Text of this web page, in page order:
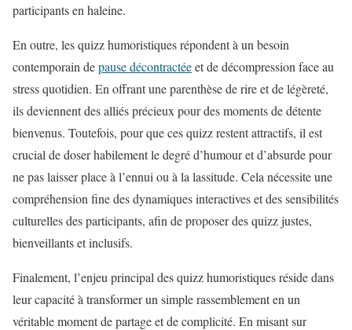
participants en haleine.
En outre, les quizz humoristiques répondent à un besoin
contemporain depause décontractéeet de décompression face au
stress quotidien. En offrant une parenthèse de rire et de légèreté,
ils deviennent des alliés précieux pour des moments de détente
bienvenus. Toutefois, pour que ces quizz restent attractifs, il est
crucial de doser habilement le degré d’humour et d’absurde pour
ne pas laisser place à l’ennui ou à la lassitude. Cela nécessite une
compréhension fine des dynamiques interactives et des sensibilités
culturelles des participants, afin de proposer des quizz justes,
bienveillants et inclusifs.
Finalement, l’enjeu principal des quizz humoristiques réside dans
leur capacité à transformer un simple rassemblement en un
véritable moment de partage et de complicité. En misant sur